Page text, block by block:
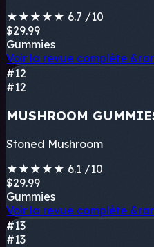
★ ★ ★ ★ ★ 6.7 /10
$29.99
Gummies
Voir la revue complète
#12
#12
MUSHROOM
Stoned Mushroom
★ ★ ★ ★ ★ 6.1 /10
$29.99
Gummies
Voir la revue complète
#13
#13